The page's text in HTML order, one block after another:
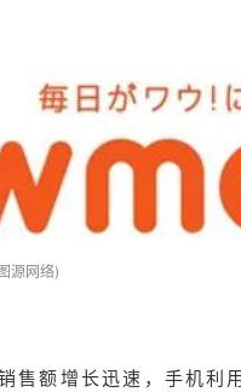
源网络)
额增长迅速，手机利